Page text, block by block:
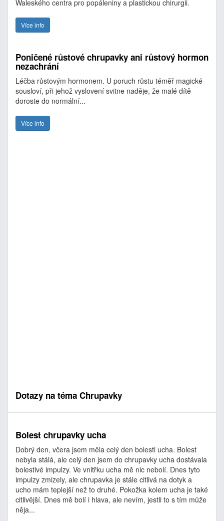
Waleského centra pro popáleniny a plastickou chirurgii.
Více info
Poničené růstové chrupavky ani růstový hormon
nezachrání
Léčba růstovým hormonem. U poruch růstu téměř magické
sousloví, při jehož vyslovení svitne naděje, že malé dítě
doroste do normální...
Více info
Dotazy na téma Chrupavky
Bolest chrupavky ucha
Dobrý den, včera jsem měla celý den bolesti ucha. Bolest
nebyla stálá, ale celý den jsem do chrupavky ucha dostávala
bolestivé impulzy. Ve vnitřku ucha mě nic nebolí. Dnes tyto
impulzy zmizely, ale chrupavka je stále citlivá na dotyk a
ucho mám teplejší než to druhé. Pokožka kolem ucha je také
citlivější. Dnes mě bolí i hlava, ale nevím, jestli to s tím může
něja...